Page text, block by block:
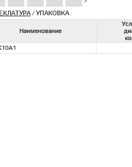
/ УПАКОВКА
Наименование